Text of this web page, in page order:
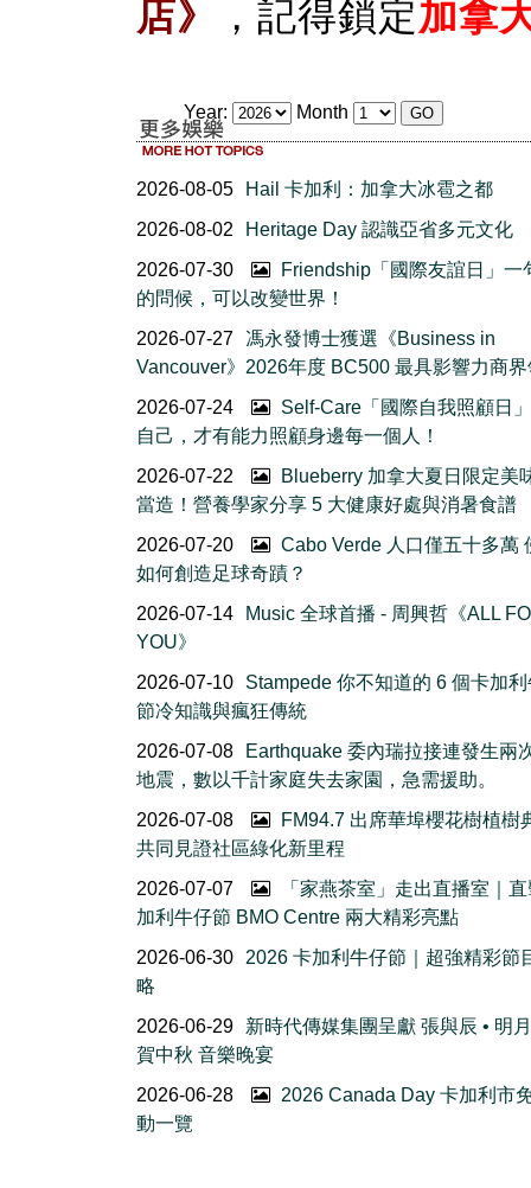
店》 ，記得鎖定加拿
Year: Month
2026-08-05
Hail 卡加利：加拿大冰雹之都
2026-08-02
Heritage Day 認識亞省多元文化
2026-07-30
Friendship「國際友誼日」一
的問候，可以改變世界！
2026-07-27
馮永發博士獲選《Business in
Vancouver》2026年度 BC500 最具影響力商
2026-07-24
Self-Care「國際自我照顧日
自己，才有能力照顧身邊每一個人！
2026-07-22
Blueberry 加拿大夏日限定美
當造！營養學家分享 5 大健康好處與消暑食譜
2026-07-20
Cabo Verde 人口僅五十多萬
如何創造足球奇蹟？
2026-07-14
Music 全球首播 - 周興哲《ALL
YOU》
2026-07-10
Stampede 你不知道的 6 個卡加
節冷知識與瘋狂傳統
2026-07-08
Earthquake 委內瑞拉接連發生兩
地震，數以千計家庭失去家園，急需援助。
2026-07-08
FM94.7 出席華埠櫻花樹植
共同見證社區綠化新里程
2026-07-07
「家燕茶室」走出直播室｜
加利牛仔節 BMO Centre 兩大精彩亮點
2026-06-30
2026 卡加利牛仔節｜超強精彩節
略
2026-06-29
新時代傳媒集團呈獻 張與辰 • 明
賀中秋 音樂晚宴
2026-06-28
2026 Canada Day 卡加利市
動一覽